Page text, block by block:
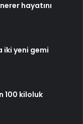
hayatını
iki yeni gemi
100 kiloluk